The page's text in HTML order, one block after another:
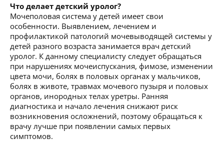
Что делает детский уролог?
Мочеполовая система у детей имеет свои
особенности. Выявлением, лечением и
профилактикой патологий мочевыводящей системы у
детей разного возраста занимается врач детский
уролог. К данному специалисту следует обращаться
при нарушениях мочеиспускания, фимозе, изменении
цвета мочи, болях в половых органах у мальчиков,
болях в животе, травмах мочевого пузыря и половых
органов, инородных телах уретры. Ранняя
диагностика и начало лечения снижают риск
возникновения осложнений, поэтому обращаться к
врачу лучше при появлении самых первых
симптомов.